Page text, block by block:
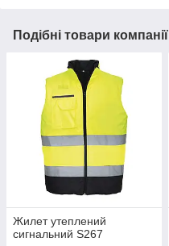
Подібні товари компанії
Жилет утеплений
сигнальний S267